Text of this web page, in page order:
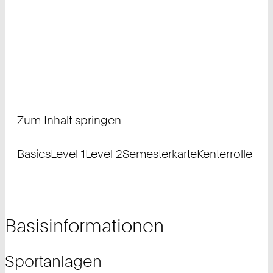
Zum Inhalt springen
BasicsLevel 1Level 2SemesterkarteKenterrolle
Basisinformationen
Sportanlagen